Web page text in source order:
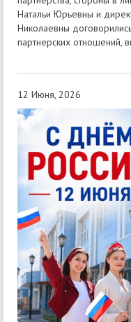
Натальи Юрьевны и
Николаевны
партнерских отношений,
12 Июня, 2026